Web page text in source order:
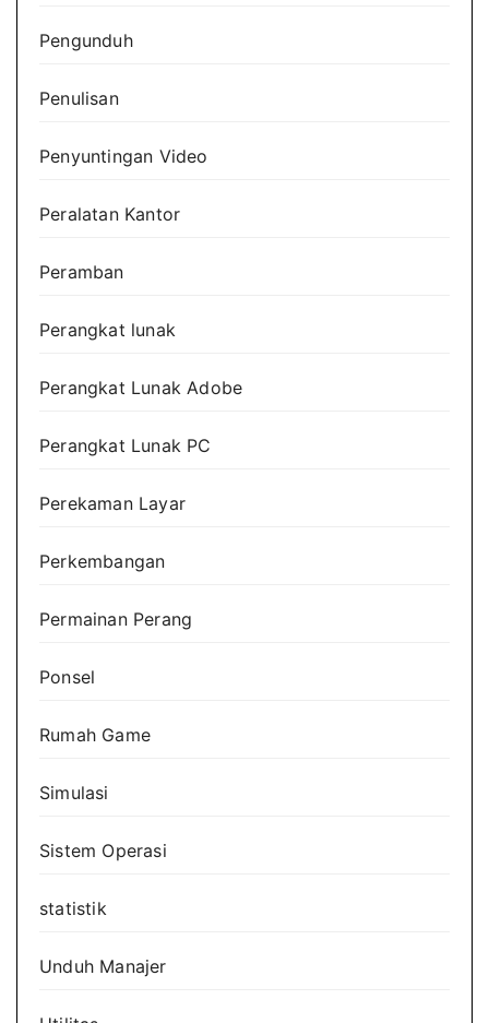
Pengunduh
Penulisan
Penyuntingan Video
Peralatan Kantor
Peramban
Perangkat lunak
Perangkat Lunak Adobe
Perangkat Lunak PC
Perekaman Layar
Perkembangan
Permainan Perang
Ponsel
Rumah Game
Simulasi
Sistem Operasi
statistik
Unduh Manajer